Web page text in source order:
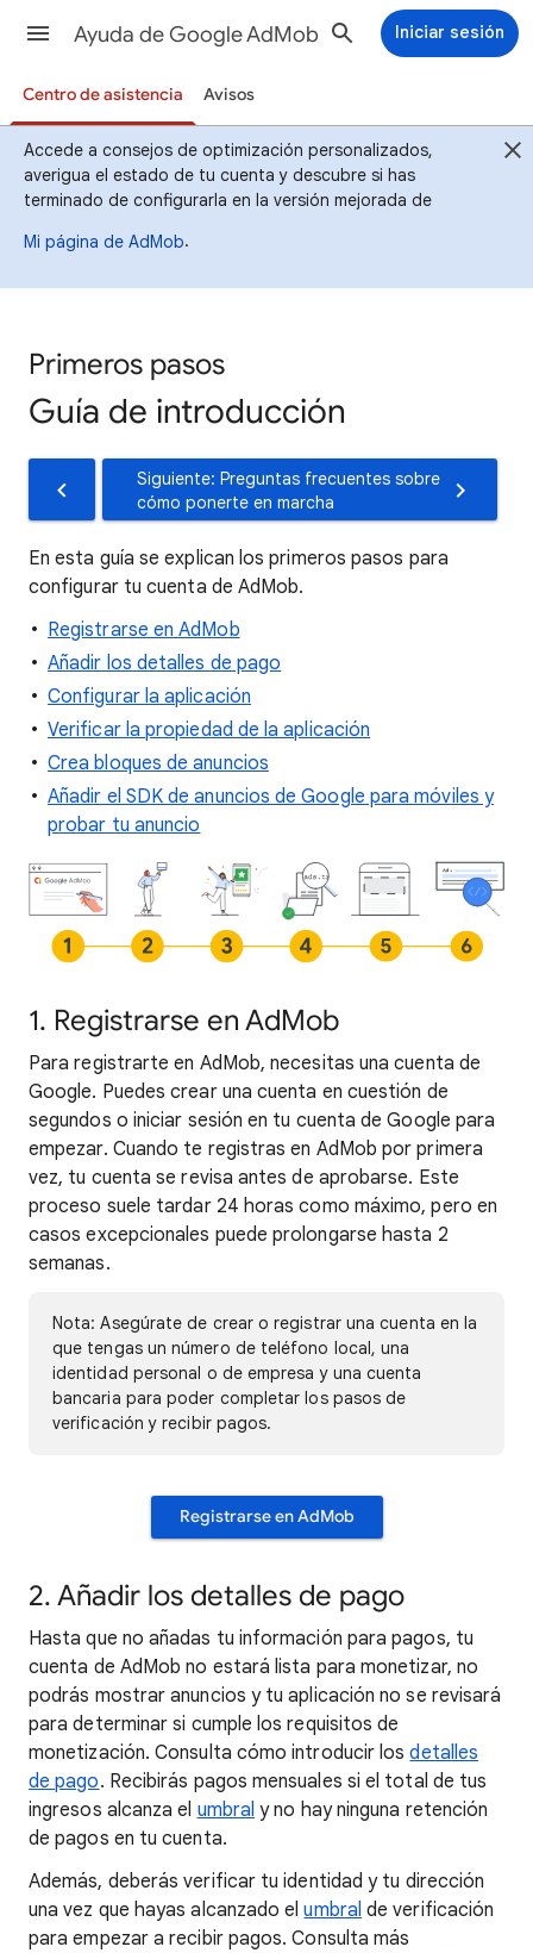
Ayuda de Google AdMob Iniciar sesión
Centro de asistencia Avisos
Accede a consejos de optimización personalizados,
averigua el estado de tu cuenta y descubre si has
terminado de configurarla en la versión mejorada de
Mi página de AdMob.
Primeros pasos
Guía de introducción
Siguiente: Preguntas frecuentes sobre
cómo ponerte en marcha
En esta guía se explican los primeros pasos para
configurar tu cuenta de AdMob.
Registrarse en AdMob
Añadir los detalles de pago
Configurar la aplicación
Verificar la propiedad de la aplicación
Crea bloques de anuncios
Añadir el SDK de anuncios de Google para móviles y
probar tu anuncio
1. Registrarse en AdMob
Para registrarte en AdMob, necesitas una cuenta de
Google. Puedes crear una cuenta en cuestión de
segundos o iniciar sesión en tu cuenta de Google para
empezar. Cuando te registras en AdMob por primera
vez, tu cuenta se revisa antes de aprobarse. Este
proceso suele tardar 24 horas como máximo, pero en
casos excepcionales puede prolongarse hasta 2
semanas.
Nota: Asegúrate de crear o registrar una cuenta en la
que tengas un número de teléfono local, una
identidad personal o de empresa y una cuenta
bancaria para poder completar los pasos de
verificación y recibir pagos.
Registrarse en AdMob
2. Añadir los detalles de pago
Hasta que no añadas tu información para pagos, tu
cuenta de AdMob no estará lista para monetizar, no
podrás mostrar anuncios y tu aplicación no se revisará
para determinar si cumple los requisitos de
monetización. Consulta cómo introducir losdetalles
de pago. Recibirás pagos mensuales si el total de tus
ingresos alcanza el umbral y no hay ninguna retención
de pagos en tu cuenta.
Además, deberás verificar tu identidad y tu dirección
una vez que hayas alcanzado elumbral de verificación
para empezar a recibir pagos. Consulta más